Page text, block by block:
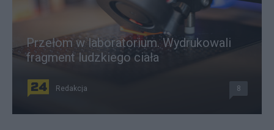
Przełom w laboratorium. Wydrukowali
fragment ludzkiego ciała
Redakcja 8